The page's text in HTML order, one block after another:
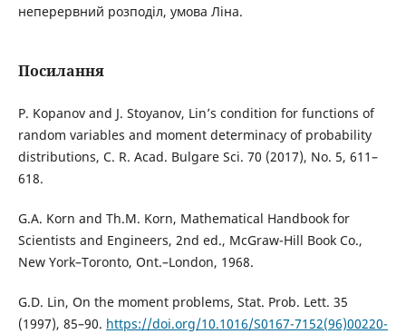
неперервний розподіл, умова Ліна.
Посилання
P. Kopanov and J. Stoyanov, Lin’s condition for functions of
random variables and moment determinacy of probability
distributions, C. R. Acad. Bulgare Sci. 70 (2017), No. 5, 611–
618.
G.A. Korn and Th.M. Korn, Mathematical Handbook for
Scientists and Engineers, 2nd ed., McGraw-Hill Book Co.,
New York–Toronto, Ont.–London, 1968.
G.D. Lin, On the moment problems, Stat. Prob. Lett. 35
(1997), 85–90. https://doi.org/10.1016/S0167-7152(96)00220-